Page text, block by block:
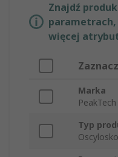
Znajdź
więcej
Marka
PeakTech
Typ